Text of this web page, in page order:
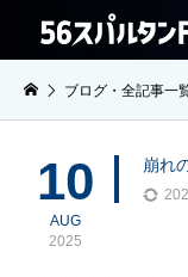
ブログ・全記事一
10
AUG
2025
崩れ